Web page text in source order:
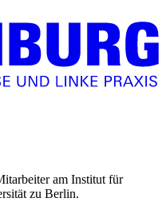
am Institut für
zu Berlin.